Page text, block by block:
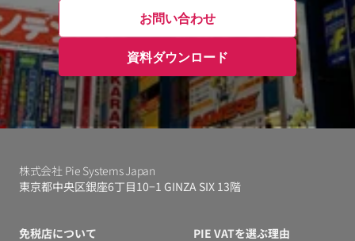
お問い合わせ
資料ダウンロード
株式会社 Pie Systems Japan
東京都中央区銀座6丁目10−1 GINZA SIX 13階
免税店について
PIE VATを選ぶ理由